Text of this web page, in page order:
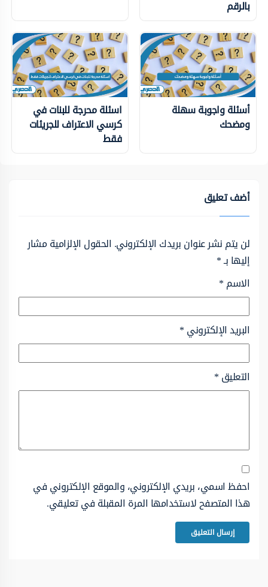
بالرقم
أسئلة واجوبة سهلة
ومضحك
اسئلة محرجة للبنات في
كرسي الاعتراف للجريئات
فقط
أضف تعليق
لن يتم نشر عنوان بريدك الإلكتروني. الحقول الإلزامية مشار
إليها بـ*
الاسم*
البريد الإلكتروني*
التعليق*
احفظ اسمي، بريدي الإلكتروني، والموقع الإلكتروني في
هذا المتصفح لاستخدامها المرة المقبلة في تعليقي.